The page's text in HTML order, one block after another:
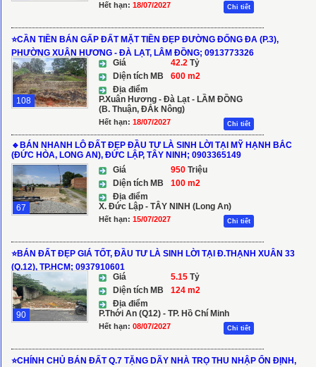
Hết hạn: 18/07/2027 Chi tiết
⭐️CẦN TIỀN BÁN GẤP ĐẤT MẶT TIỀN ĐẸP ĐƯỜNG ĐỐNG ĐA (P.3),
PHƯỜNG XUÂN HƯƠNG - ĐÀ LẠT, LÂM ĐỒNG; 0913773326
108
Giá 42.2 Tỷ
Diện tích MB
600 m2
Địa điểm
P.Xuân Hương - Đà Lạt - LẦM ĐỒNG
(B. Thuận, ĐẮk Nông)
Hết hạn: 18/07/2027 Chi tiết
🔹BÁN NHANH LÔ ĐẤT ĐẸP ĐẦU TƯ LÀ SINH LỜI TẠI MỸ HẠNH BẮC
(ĐỨC HÒA, LONG AN), ĐỨC LẬP, TÂY NINH; 0903365149
67
Giá 950 Triệu
Diện tích MB
100 m2
Địa điểm
X. Đức Lập - TÂY NINH (Long An)
Hết hạn: 15/07/2027 Chi tiết
⭐️BÁN ĐẤT ĐẸP GIÁ TỐT, ĐẦU TƯ LÀ SINH LỜI TẠI Đ.THẠNH XUÂN 33
(Q.12), TP.HCM; 0937910601
90
Giá 5.15 Tỷ
Diện tích MB
124 m2
Địa điểm
P.Thới An (Q12) - TP. Hồ Chí Minh
Hết hạn: 08/07/2027 Chi tiết
⭐️CHÍNH CHỦ BÁN ĐẤT Q.7 TẶNG DÃY NHÀ TRỌ THU NHẬP ỔN ĐỊNH,